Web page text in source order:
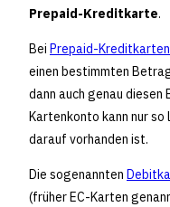
Prepaid-Kreditkarte.
Bei Prepaid-Kreditkarten
einen bestimmten
dann auch genau
Kartenkonto kann nur
darauf vorhanden ist.
Die sogenannten
(früher EC-Karten